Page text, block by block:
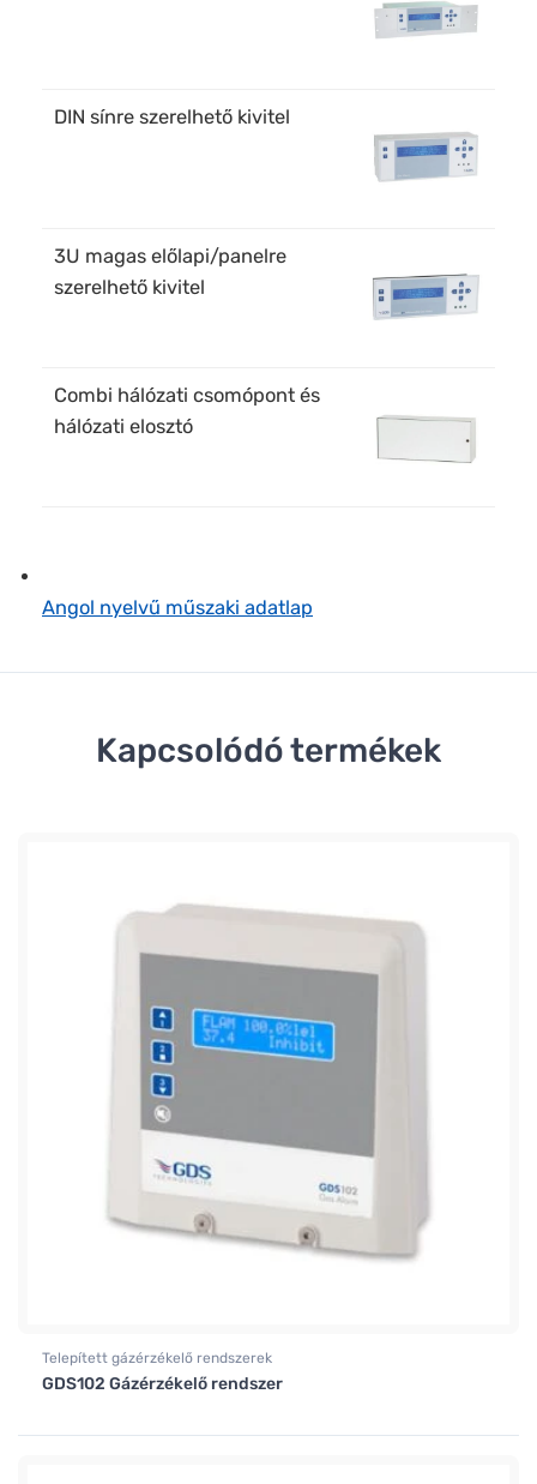
DIN sínre szerelhető kivitel
3U magas előlapi/panelre
szerelhető kivitel
Combi hálózati csomópont és
hálózati elosztó
Angol nyelvű műszaki adatlap
Kapcsolódó termékek
Telepített gázérzékelő rendszerek
GDS102 Gázérzékelő rendszer